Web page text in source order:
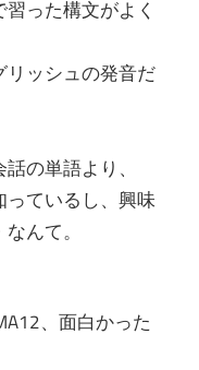
った構文がよく
リッシュの発音だ
の単語より、
ているし、興味
んて。
、面白かった